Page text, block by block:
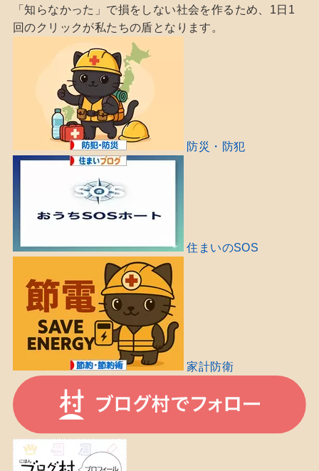
「知らなかった」で損をしない社会を作るため、1日1
回のクリックが私たちの盾となります。
防災・防犯
住まいのSOS
家計防衛